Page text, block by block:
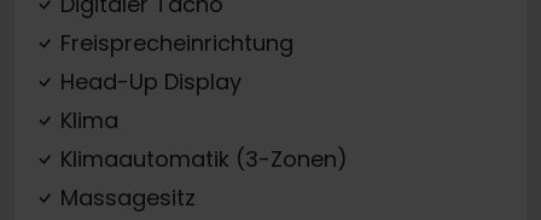
Freisprecheinrichtung
Head-Up Display
Klima
Klimaautomatik (3-Zonen)
Massagesitz